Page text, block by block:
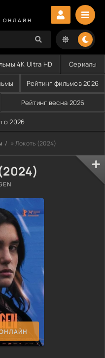
ОНЛАЙН
4K Ultra HD Сериалы
Рейтинг фильмов 2026
Рейтинг весна 2026
2026
» Локоть (2024)